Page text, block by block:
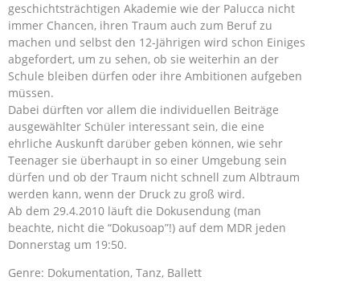
geschichtsträchtigen Akademie wie der Palucca nicht
immer Chancen, ihren Traum auch zum Beruf zu
machen und selbst den 12-Jährigen wird schon Einiges
abgefordert, um zu sehen, ob sie weiterhin an der
Schule bleiben dürfen oder ihre Ambitionen aufgeben
müssen.
Dabei dürften vor allem die individuellen Beiträge
ausgewählter Schüler interessant sein, die eine
ehrliche Auskunft darüber geben können, wie sehr
Teenager sie überhaupt in so einer Umgebung sein
dürfen und ob der Traum nicht schnell zum Albtraum
werden kann, wenn der Druck zu groß wird.
Ab dem 29.4.2010 läuft die Dokusendung (man
beachte, nicht die “Dokusoap”!) auf dem MDR jeden
Donnerstag um 19:50.
Genre: Dokumentation, Tanz, Ballett